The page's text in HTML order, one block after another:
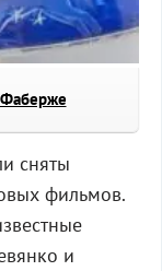
Фаберже
сняты
фильмов.
и